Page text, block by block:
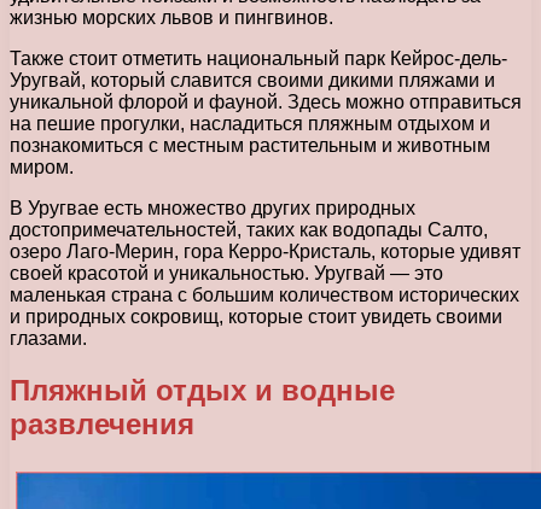
жизнью морских львов и пингвинов.
Также стоит отметить национальный парк Кейрос-дель-
Уругвай, который славится своими дикими пляжами и
уникальной флорой и фауной. Здесь можно отправиться
на пешие прогулки, насладиться пляжным отдыхом и
познакомиться с местным растительным и животным
миром.
В Уругвае есть множество других природных
достопримечательностей, таких как водопады Салто,
озеро Лаго-Мерин, гора Керро-Кристаль, которые удивят
своей красотой и уникальностью. Уругвай — это
маленькая страна с большим количеством исторических
и природных сокровищ, которые стоит увидеть своими
глазами.
Пляжный отдых и водные
развлечения